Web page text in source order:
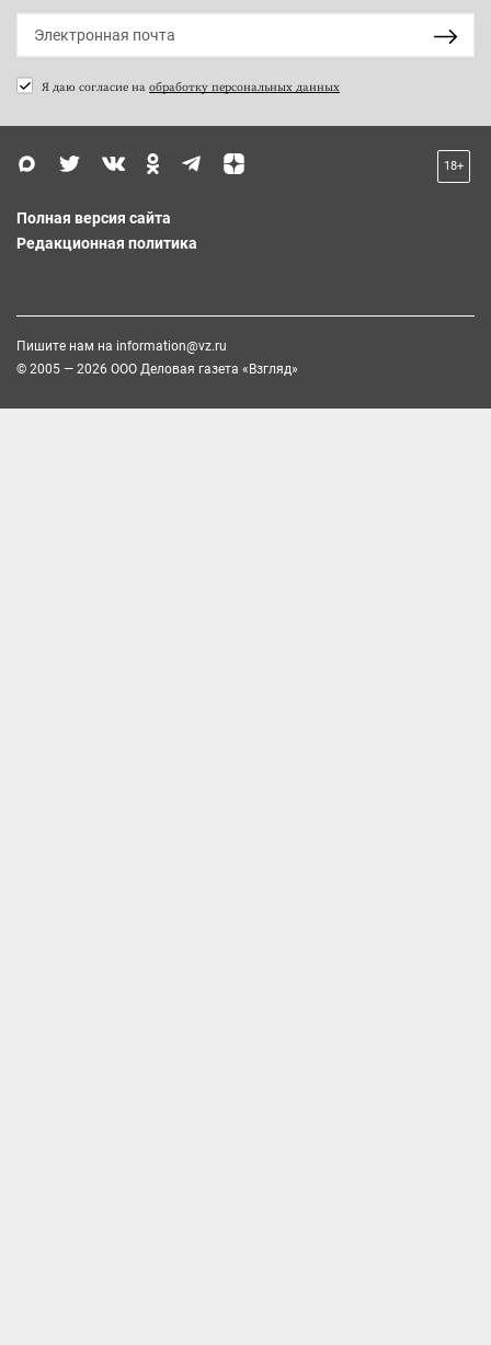
Я даю согласие на обработку персональных данных
18+
Полная версия сайта
Редакционная политика
Пишите нам на information@vz.ru
© 2005 — 2026 ООО Деловая газета «Взгляд»